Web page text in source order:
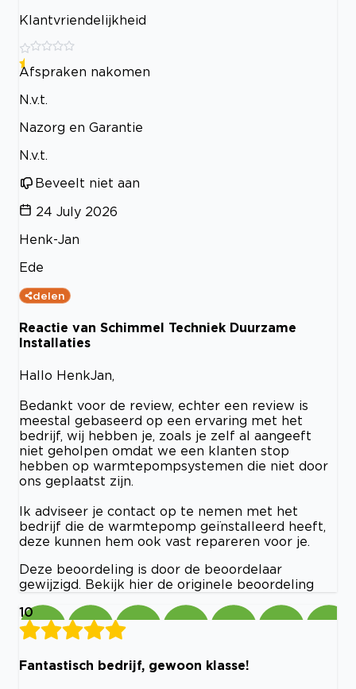
Klantvriendelijkheid
Afspraken nakomen
N.v.t.
Nazorg en Garantie
N.v.t.
Beveelt niet aan
24 July 2026
Henk-Jan
Ede
delen
Reactie van Schimmel Techniek Duurzame
Installaties
Hallo HenkJan,
Bedankt voor de review, echter een review is
meestal gebaseerd op een ervaring met het
bedrijf, wij hebben je, zoals je zelf al aangeeft
niet geholpen omdat we een klanten stop
hebben op warmtepompsystemen die niet door
ons geplaatst zijn.
Ik adviseer je contact op te nemen met het
bedrijf die de warmtepomp geïnstalleerd heeft,
deze kunnen hem ook vast repareren voor je.
Deze beoordeling is door de beoordelaar
gewijzigd. Bekijk hier de originele beoordeling
10
Fantastisch bedrijf, gewoon klasse!